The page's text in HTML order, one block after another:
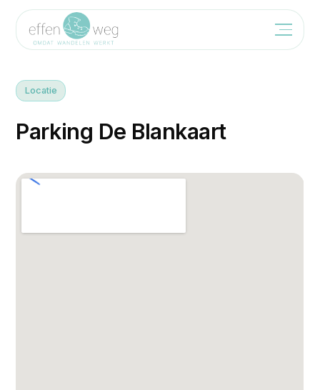
Locatie
Parking De Blankaart